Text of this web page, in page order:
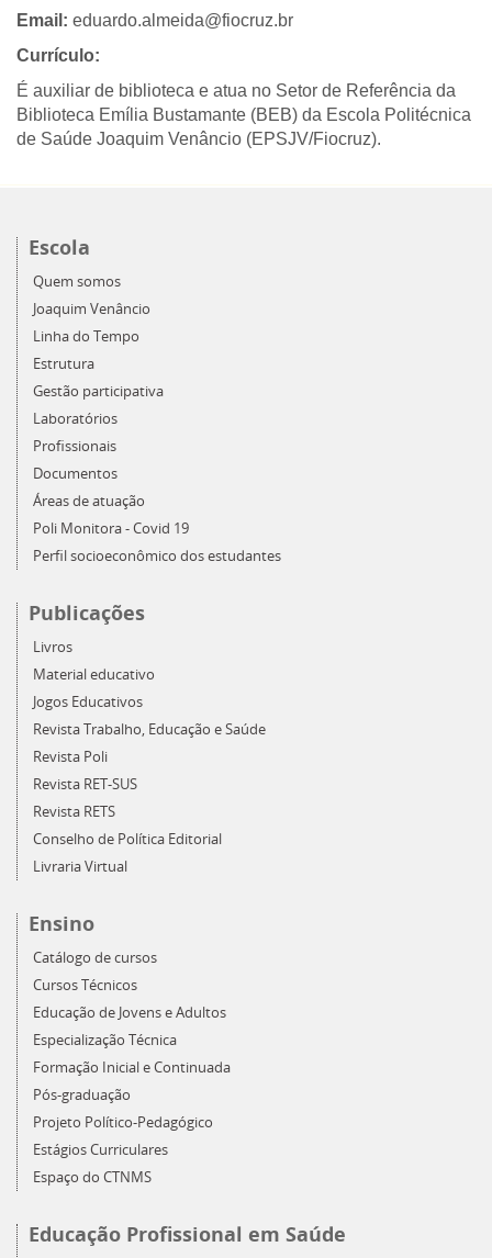
Email: eduardo.almeida@fiocruz.br
Currículo:
É auxiliar de biblioteca e atua no Setor de Referência da
Biblioteca Emília Bustamante (BEB) da Escola Politécnica
de Saúde Joaquim Venâncio (EPSJV/Fiocruz).
Escola
Quem somos
Joaquim Venâncio
Linha do Tempo
Estrutura
Gestão participativa
Laboratórios
Profissionais
Documentos
Áreas de atuação
Poli Monitora - Covid 19
Perfil socioeconômico dos estudantes
Publicações
Livros
Material educativo
Jogos Educativos
Revista Trabalho, Educação e Saúde
Revista Poli
Revista RET-SUS
Revista RETS
Conselho de Política Editorial
Livraria Virtual
Ensino
Catálogo de cursos
Cursos Técnicos
Educação de Jovens e Adultos
Especialização Técnica
Formação Inicial e Continuada
Pós-graduação
Projeto Político-Pedagógico
Estágios Curriculares
Espaço do CTNMS
Educação Profissional em Saúde